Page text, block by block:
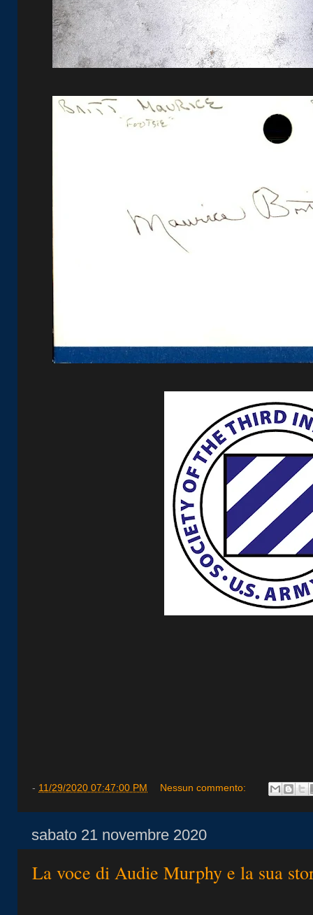
- 11/29/2020 07:47:00 PM Nessun commento:
sabato 21 novembre 2020
La voce di Audie Murphy e la sua